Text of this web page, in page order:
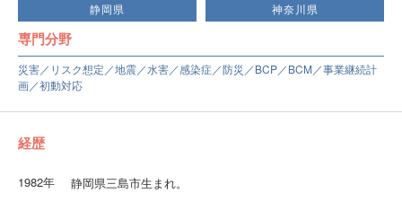
静岡県 神奈川県
専門分野
災害／リスク想定／地震／水害／感染症／防災／BCP／BCM／事業継続計
画／初動対応
経歴
1982年
静岡県三島市生まれ。